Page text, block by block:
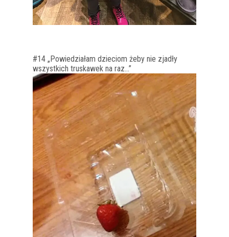
#14 „Powiedziałam dzieciom żeby nie zjadły
wszystkich truskawek na raz…”